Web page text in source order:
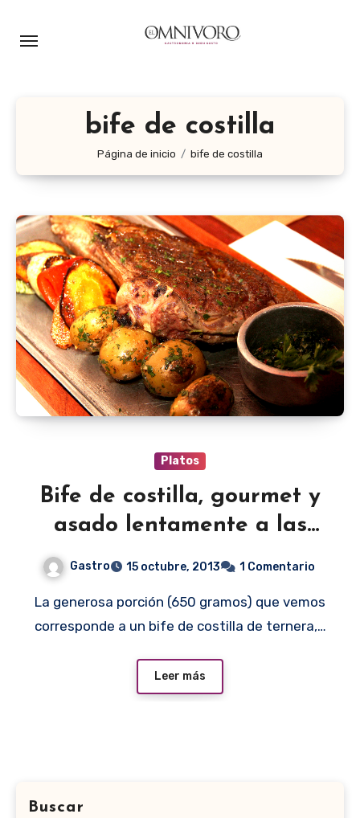
bife de costilla
Página de inicio bife de costilla
Platos
Bife de costilla, gourmet y
asado lentamente a las
Gastro 15 octubre, 2013 1 Comentario
La generosa porción (650 gramos) que vemos
corresponde a un bife de costilla de ternera,…
Leer más
Buscar